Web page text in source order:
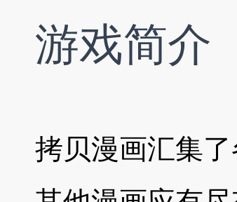
游戏简介
拷贝漫画汇集